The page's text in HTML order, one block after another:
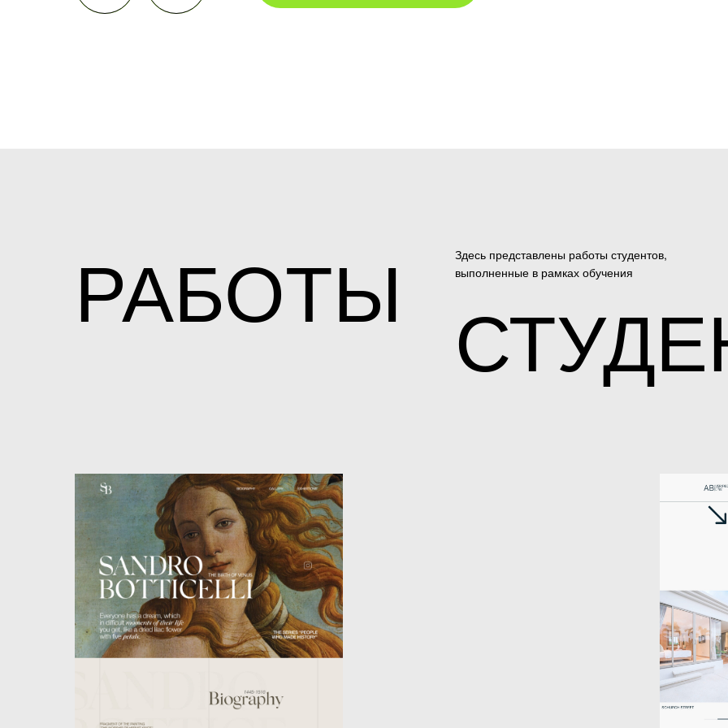
РАБОТЫ
Здесь представлены работы студентов,
выполненные в рамках обучения